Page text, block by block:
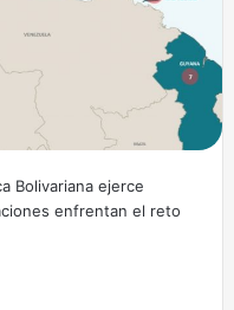
Bolivariana ejerce
enfrentan el reto